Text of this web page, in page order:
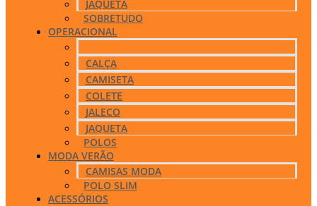
JAQUETA
SOBRETUDO
OPERACIONAL
CALÇA
CAMISETA
COLETE
JALECO
JAQUETA
POLOS
MODA VERÃO
CAMISAS MODA
POLO SLIM
ACESSÓRIOS